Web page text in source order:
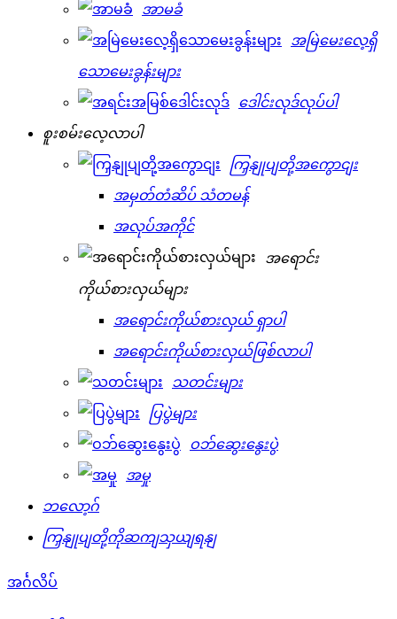
အာမခံ
အမြဲမေးလေ့ရှိ
သောမေးခွန်းများ
ဒေါင်းလုဒ်လုပ်ပါ
စူးစမ်းလေ့လာပါ
ကြှနျုပျတို့အကွောငျး
အမှတ်တံဆိပ် သံတမန်
အလုပ်အကိုင်
အရောင်း
ကိုယ်စားလှယ်များ
အရောင်းကိုယ်စားလှယ် ရှာပါ
အရောင်းကိုယ်စားလှယ်ဖြစ်လာပါ
သတင်းများ
ပြပွဲများ
ဝဘ်ဆွေးနွေးပွဲ
အမှု
ဘလော့ဂ်
ကြှနျုပျတို့ကိုဆကျသှယျရနျ
အင်္ဂလိပ်